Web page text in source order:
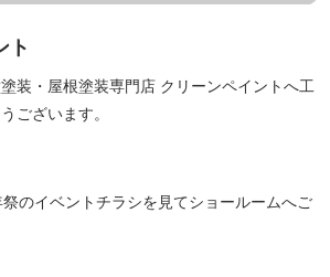
ト
装・屋根塗装専門店 クリーンペイントへ工
ございます。
のイベントチラシを見てショールームへご